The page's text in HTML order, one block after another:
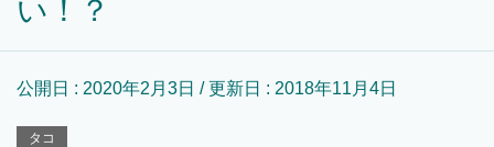
い！？
公開日 : 2020年2月3日 / 更新日 : 2018年11月4日
タコ